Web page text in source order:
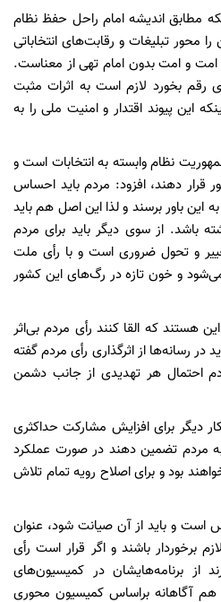
مطابق اندیشه امام راحل حفظ نظام
محور تبلیغات و رقابت‌های انتخاباتی
امت و امت بدون امام تهی از معناست.
رقم بخورد لازم است به اثرات مثبت
این پیوند اقتدار و امنیت ملی را به
نظام وابسته به انتخابات است و
قرار دهند، افزود: مردم باید احساس
این باور برسند و لذا این اصل هم باید
باشد. از سوی دیگر باید برای مردم
و تحول ضروری است و با رأی ملت
و خون تازه در رگ‌های این کشور
هستند که القا کنند رأی مردم بی‌اثر
در رسانه‌ها از اثرگذاری رأی مردم گفته
احتمال هر تهدیدی از جانب دشمن
دیگر برای افزایش مشارکت حداکثری
مردم تضمین دهند در صورت عملکرد
بود و برای اصلاح رویه تمام تلاش
است و باید از آن صیانت شود، عنوان
برخوردار باشند و اگر قرار است رأی
از برنامه‌هایشان در کمیسیون‌های
آگاهانه براساس کمیسیون محوری